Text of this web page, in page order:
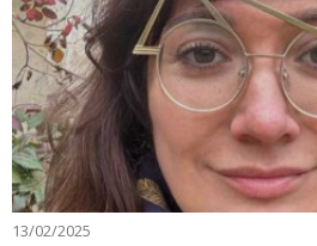
13/02/2025